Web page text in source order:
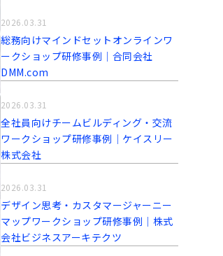
総務向けマインドセットオンラインワ
ークショップ研修事例│合同会社
DMM.com
2026.03.31
全社員向けチームビルディング・交流
ワークショップ研修事例│ケイスリー
株式会社
2026.03.31
デザイン思考・カスタマージャーニー
マップワークショップ研修事例│株式
会社ビジネスアーキテクツ
2026.03.31